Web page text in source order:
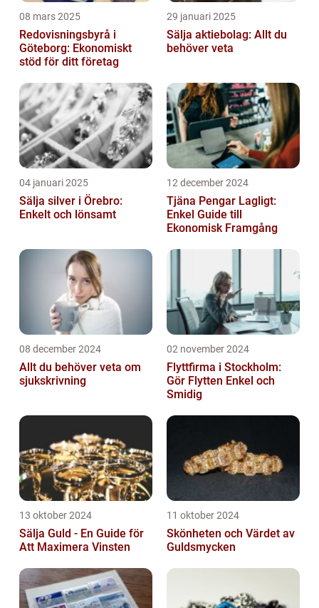
08 mars 2025
Redovisningsbyrå i
Göteborg: Ekonomiskt
stöd för ditt företag
29 januari 2025
Sälja aktiebolag: Allt du
behöver veta
04 januari 2025
Sälja silver i Örebro:
Enkelt och lönsamt
12 december 2024
Tjäna Pengar Lagligt:
Enkel Guide till
Ekonomisk Framgång
08 december 2024
Allt du behöver veta om
sjukskrivning
02 november 2024
Flyttfirma i Stockholm:
Gör Flytten Enkel och
Smidig
13 oktober 2024
Sälja Guld - En Guide för
Att Maximera Vinsten
11 oktober 2024
Skönheten och Värdet av
Guldsmycken